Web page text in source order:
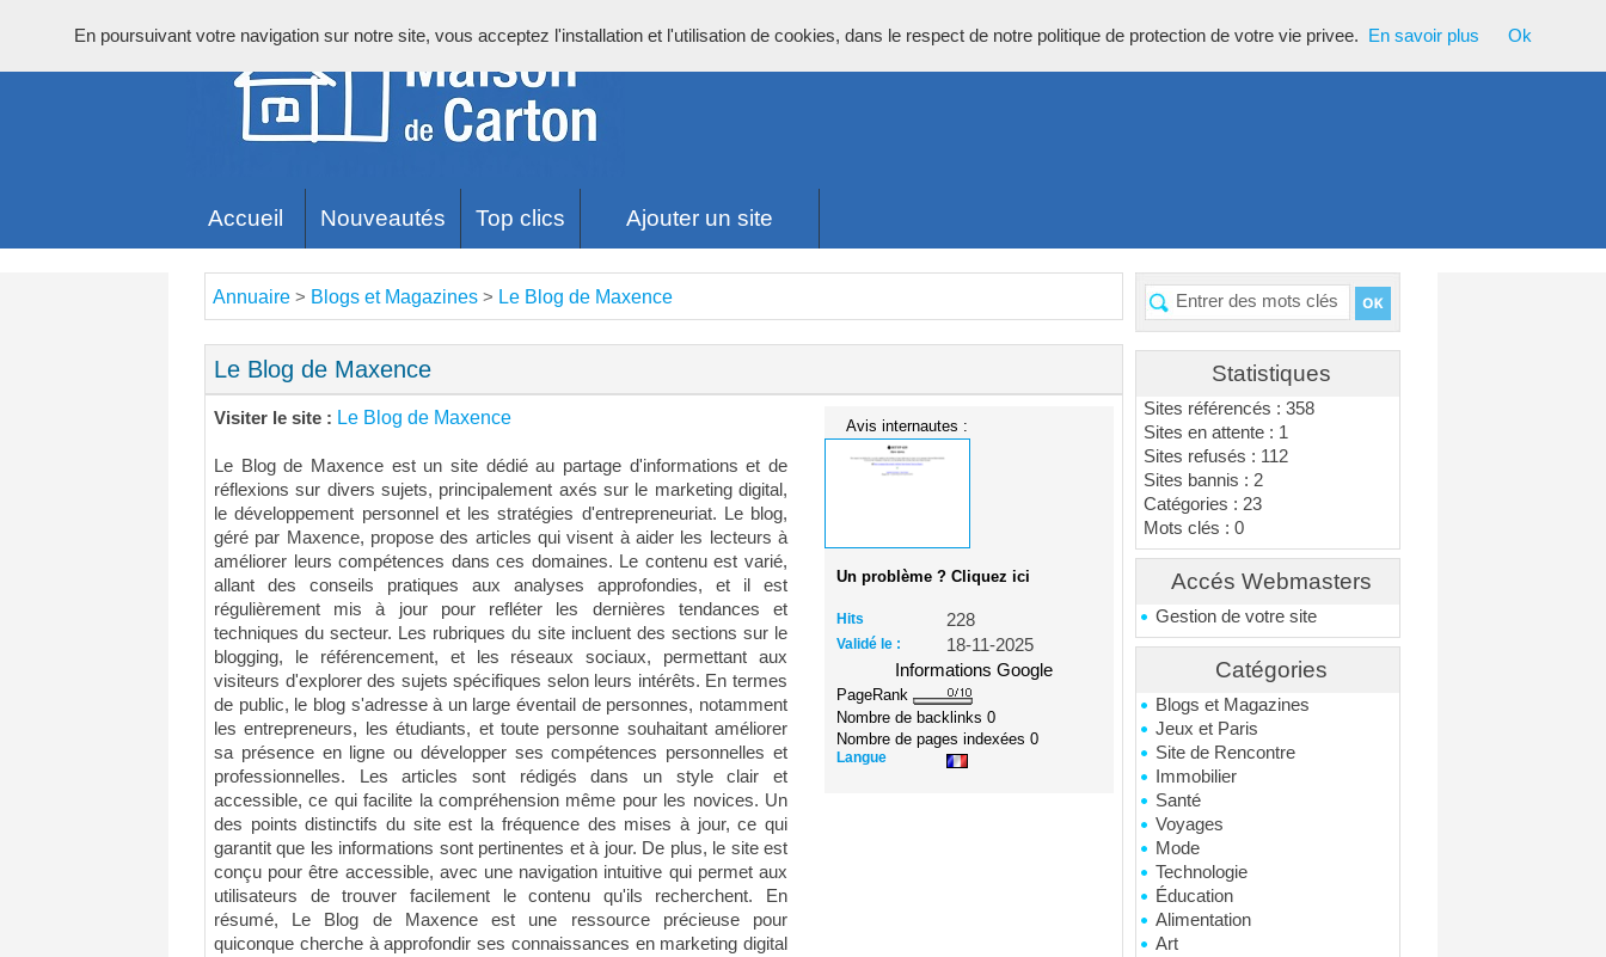
Accueil Nouveautés Top clics Ajouter un site
Statistiques
Sites référencés : 358
Sites en attente : 1
Sites refusés : 112
Sites bannis : 2
Catégories : 23
Mots clés : 0
Accés Webmasters
Gestion de votre site
Catégories
Blogs et Magazines
Jeux et Paris
Site de Rencontre
Immobilier
Santé
Voyages
Mode
Technologie
Éducation
Alimentation
Art
Annuaire > Blogs et Magazines > Le Blog de Maxence
Le Blog de Maxence
Visiter le site : Le Blog de Maxence
Le Blog de Maxence est un site dédié au partage d'informations et de
réflexions sur divers sujets, principalement axés sur le marketing digital,
le développement personnel et les stratégies d'entrepreneuriat. Le blog,
géré par Maxence, propose des articles qui visent à aider les lecteurs à
améliorer leurs compétences dans ces domaines. Le contenu est varié,
allant des conseils pratiques aux analyses approfondies, et il est
régulièrement mis à jour pour refléter les dernières tendances et
techniques du secteur. Les rubriques du site incluent des sections sur le
blogging, le référencement, et les réseaux sociaux, permettant aux
visiteurs d'explorer des sujets spécifiques selon leurs intérêts. En termes
de public, le blog s'adresse à un large éventail de personnes, notamment
les entrepreneurs, les étudiants, et toute personne souhaitant améliorer
sa présence en ligne ou développer ses compétences personnelles et
professionnelles. Les articles sont rédigés dans un style clair et
accessible, ce qui facilite la compréhension même pour les novices. Un
des points distinctifs du site est la fréquence des mises à jour, ce qui
garantit que les informations sont pertinentes et à jour. De plus, le site est
conçu pour être accessible, avec une navigation intuitive qui permet aux
utilisateurs de trouver facilement le contenu qu'ils recherchent. En
résumé, Le Blog de Maxence est une ressource précieuse pour
quiconque cherche à approfondir ses connaissances en marketing digital
Avis internautes :
Un problème ? Cliquez ici
Hits 228
Validé le :
18-11-2025
Informations Google
PageRank
Nombre de backlinks0
Nombre de pages indexées0
Langue
En poursuivant votre navigation sur notre site, vous acceptez l'installation et l'utilisation de cookies, dans le respect de notre politique de protection de votre vie privee. En savoir plus Ok